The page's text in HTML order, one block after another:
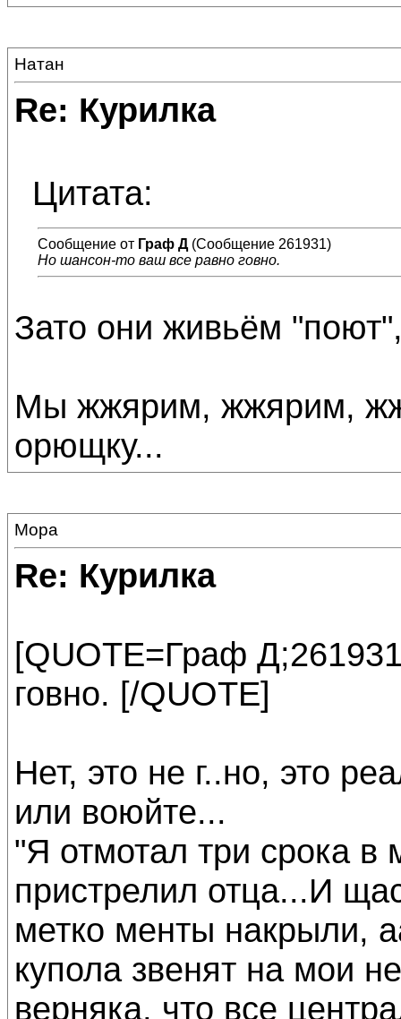
Натан
Re: Курилка
Цитата:
Сообщение от Граф Д(Сообщение 261931)
Но шансон-то ваш все равно говно.
Зато они живьём
Мы жжярим, жжярим,
орющку...
Мора
Re: Курилка
[QUOTE=Граф
говно. [/QUOTE]
Нет, это не г..но, это
или воюйте...
"Я отмотал три срока в
пристрелил отца...И
метко менты накрыли,
купола звенят на мои
верняка, что все